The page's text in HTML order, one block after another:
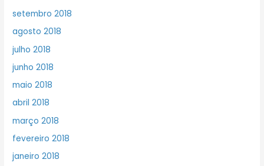
setembro 2018
agosto 2018
julho 2018
junho 2018
maio 2018
abril 2018
março 2018
fevereiro 2018
janeiro 2018